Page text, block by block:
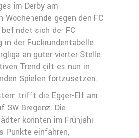
im Derby am
Wochenende gegen den FC
sich der FC
in der Rückrundentabelle
an guter vierter Stelle.
Trend gilt es nun in
Spielen fortzusetzen.
trifft die Egger-Elf am
SW Bregenz. Die
konnten im Frühjahr
Punkte einfahren,